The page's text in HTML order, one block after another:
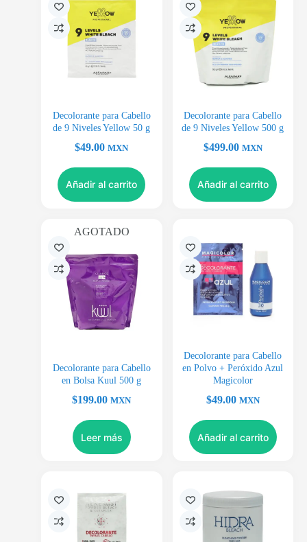
Decolorante para Cabello
de 9 Niveles Yellow 50 g
$49.00 MXN
Añadir al carrito
Decolorante para Cabello
de 9 Niveles Yellow 500 g
$499.00 MXN
Añadir al carrito
AGOTADO
Decolorante para Cabello
en Bolsa Kuul 500 g
$199.00 MXN
Leer más
Decolorante para Cabello
en Polvo + Peróxido Azul
Magicolor
$49.00 MXN
Añadir al carrito